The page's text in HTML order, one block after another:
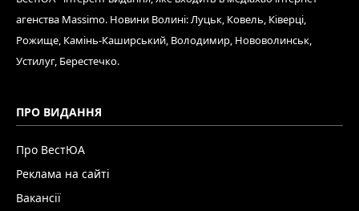
агенства Massimo. Новини Волині: Луцьк, Ковель, Ківерці,
Рожище, Камінь-Каширський, Володимир, Нововолинськ,
Устилуг, Берестечко.
ПРО ВИДАННЯ
Про ВестЮА
Реклама на сайті
Вакансії